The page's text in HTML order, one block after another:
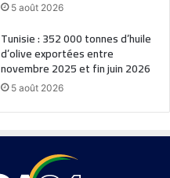
5 août 2026
Tunisie : 352 000 tonnes d’huile
d’olive exportées entre
novembre 2025 et fin juin 2026
5 août 2026